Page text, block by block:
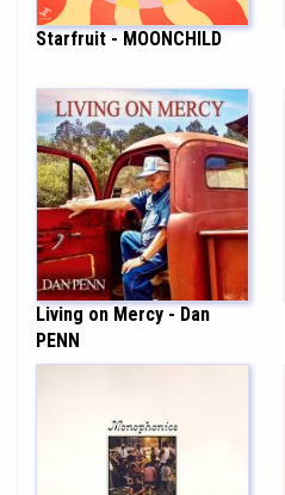
Starfruit - MOONCHILD
Living on Mercy - Dan
PENN